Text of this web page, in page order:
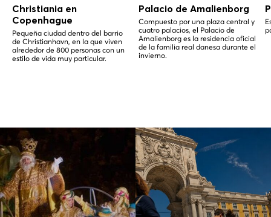
Christiania en
Copenhague
Pequeña ciudad dentro del barrio
de Christianhavn, en la que viven
alrededor de 800 personas con un
estilo de vida muy particular.
Palacio de Amalienborg
Compuesto por una plaza central y
cuatro palacios, el Palacio de
Amalienborg es la residencia oficial
de la familia real danesa durante el
invierno.